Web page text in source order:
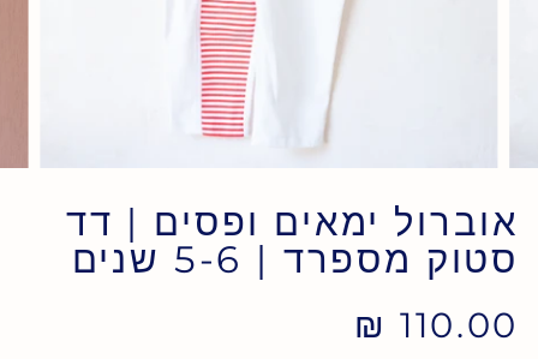
אוברול ימאים ופסים | דד
סטוק מספרד | 5-6 שנים
110.00 ₪